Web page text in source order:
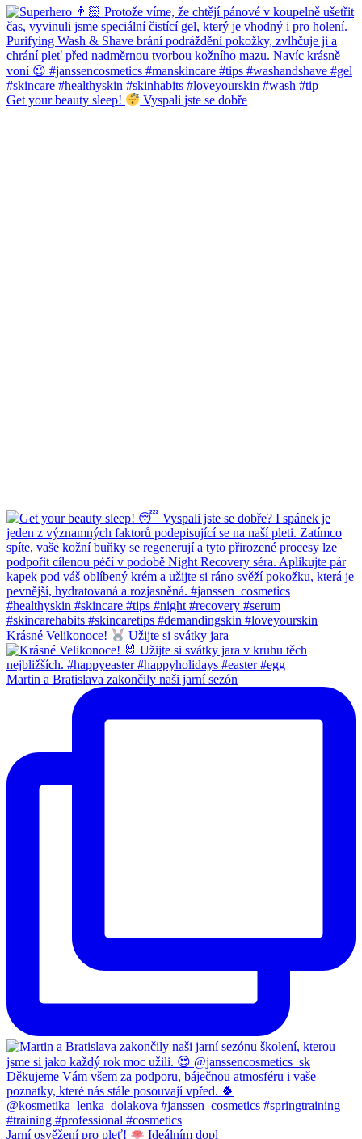
Get your beauty sleep! Vyspali jste se dobře
Krásné Velikonoce! Užijte si svátky jara
Martin a Bratislava zakončily naši jarní sezón
Jarní osvěžení pro pleť! Ideálním dopl